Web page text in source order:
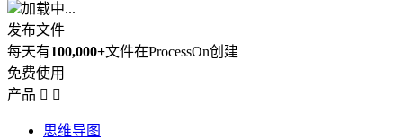
加载中...
发布文件
每天有100,000+文件在ProcessOn创建
免费使用
产品  
思维导图